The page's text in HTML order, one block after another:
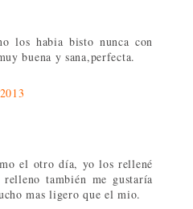
los habia bisto nunca con
buena y sana,perfecta.
el otro día, yo los rellené
también me gustaría
mas ligero que el mio.